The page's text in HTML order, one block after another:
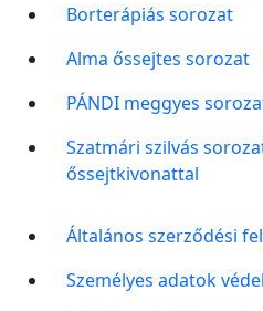
Borterápiás sorozat
Alma őssejtes sorozat
PÁNDI meggyes
Szatmári szilvás
őssejtkivonattal
Általános szerződési
Személyes adatok